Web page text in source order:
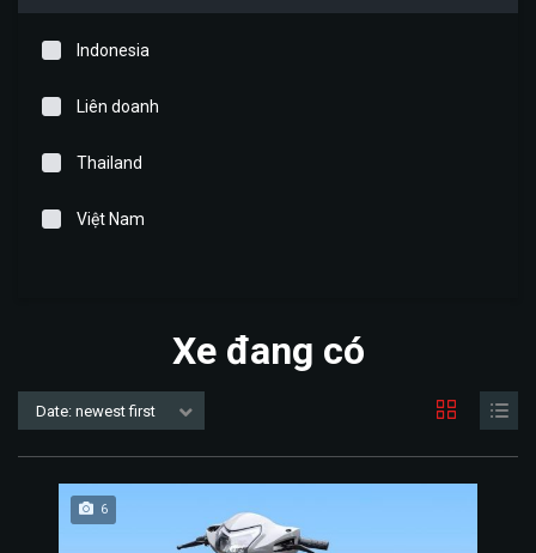
Indonesia
Liên doanh
Thailand
Việt Nam
Xe đang có
Date: newest first
6